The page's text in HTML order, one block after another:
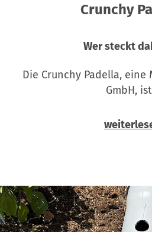
Crunchy
Wer steckt
Die Crunchy Padella, eine
GmbH,